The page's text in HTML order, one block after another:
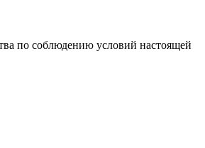
по соблюдению условий настоящей